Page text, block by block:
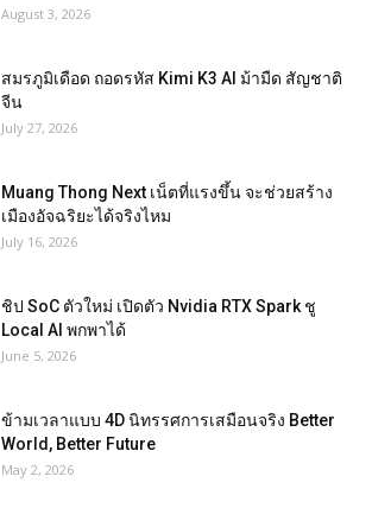
August 3, 2026
สมรภูมิเดือด ถอดรหัส Kimi K3 AI ม้ามืด สัญชาติ
จีน
July 27, 2026
Muang Thong Next เน็ตที่แรงขึ้น จะช่วยสร้าง
เมืองอัจฉริยะได้จริงไหม
July 16, 2026
ชิป SoC ตัวใหม่ เปิดตัว Nvidia RTX Spark ชู
Local AI พกพาได้
June 5, 2026
ข้ามเวลาแบบ 4D นิทรรศการเสมือนจริง Better
World, Better Future
May 2, 2026